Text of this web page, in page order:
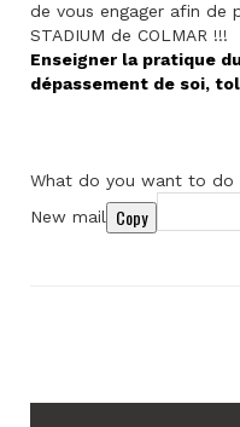
de vous engager afin de
STADIUM de COLMAR !!!
Enseigner la pratique
dépassement de soi,
What do you want to do
New mail
Copy